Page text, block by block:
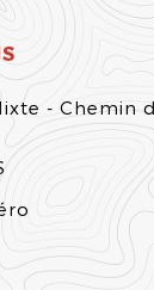
- Chemin